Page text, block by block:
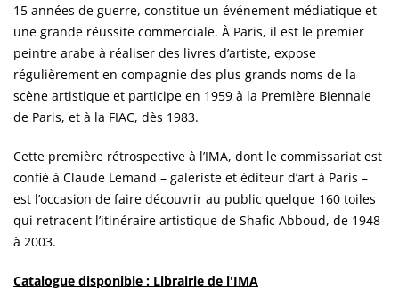
15 années de guerre, constitue un événement médiatique et
une grande réussite commerciale. À Paris, il est le premier
peintre arabe à réaliser des livres d’artiste, expose
régulièrement en compagnie des plus grands noms de la
scène artistique et participe en 1959 à la Première Biennale
de Paris, et à la FIAC, dès 1983.
Cette première rétrospective à l’IMA, dont le commissariat est
confié à Claude Lemand – galeriste et éditeur d’art à Paris –
est l’occasion de faire découvrir au public quelque 160 toiles
qui retracent l’itinéraire artistique de Shafic Abboud, de 1948
à 2003.
Catalogue disponible : Librairie de l'IMA